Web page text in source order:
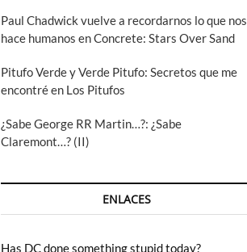
Paul Chadwick vuelve a recordarnos lo que nos
hace humanos en Concrete: Stars Over Sand
Pitufo Verde y Verde Pitufo: Secretos que me
encontré en Los Pitufos
¿Sabe George RR Martin…?: ¿Sabe
Claremont…? (II)
ENLACES
Has DC done something stupid today?